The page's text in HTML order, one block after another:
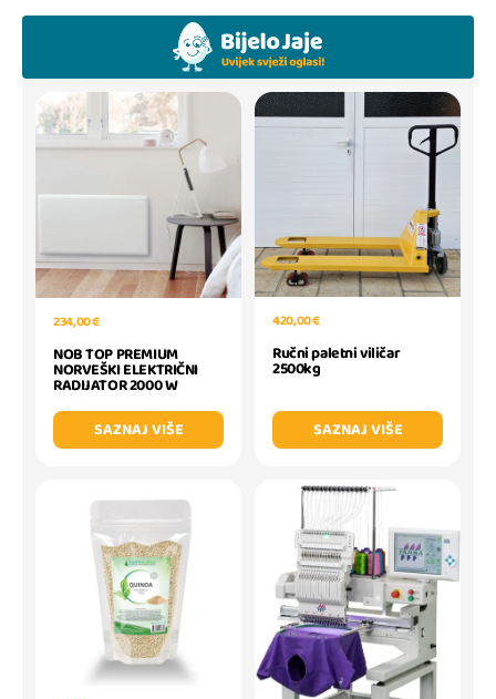
234,00 €
NOB TOP PREMIUM
NORVEŠKI ELEKTRIČNI
RADIJATOR 2000 W
SAZNAJ VIŠE
420,00 €
Ručni paletni viličar
2500kg
SAZNAJ VIŠE